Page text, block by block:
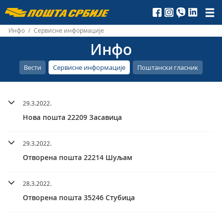
Пошта
Србије
д.о.о.
Инфо / Сервисне информације
Инфо
Вести Сервисне информације Поштански гласник
29.3.2022.
Нова пошта 22209 Засавица
29.3.2022.
Отворена пошта 22214 Шуљам
28.3.2022.
Отворена пошта 35246 Стубица